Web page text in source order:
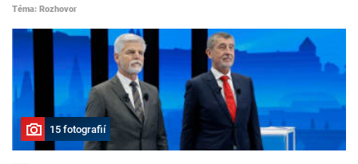
Téma: Rozhovor
15 fotografií